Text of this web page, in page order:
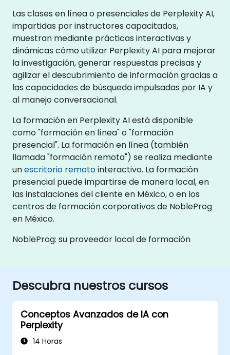
Las clases en línea o presenciales de Perplexity AI,
impartidas por instructores capacitados,
muestran mediante prácticas interactivas y
dinámicas cómo utilizar Perplexity AI para mejorar
la investigación, generar respuestas precisas y
agilizar el descubrimiento de información gracias a
las capacidades de búsqueda impulsadas por IA y
al manejo conversacional.
La formación en Perplexity AI está disponible
como "formación en línea" o "formación
presencial". La formación en línea (también
llamada "formación remota") se realiza mediante
unescritorio remotointeractivo. La formación
presencial puede impartirse de manera local, en
las instalaciones del cliente en México, o en los
centros de formación corporativos de NobleProg
en México.
NobleProg: su proveedor local de formación
Descubra nuestros cursos
Conceptos Avanzados de IA con
Perplexity
14 Horas